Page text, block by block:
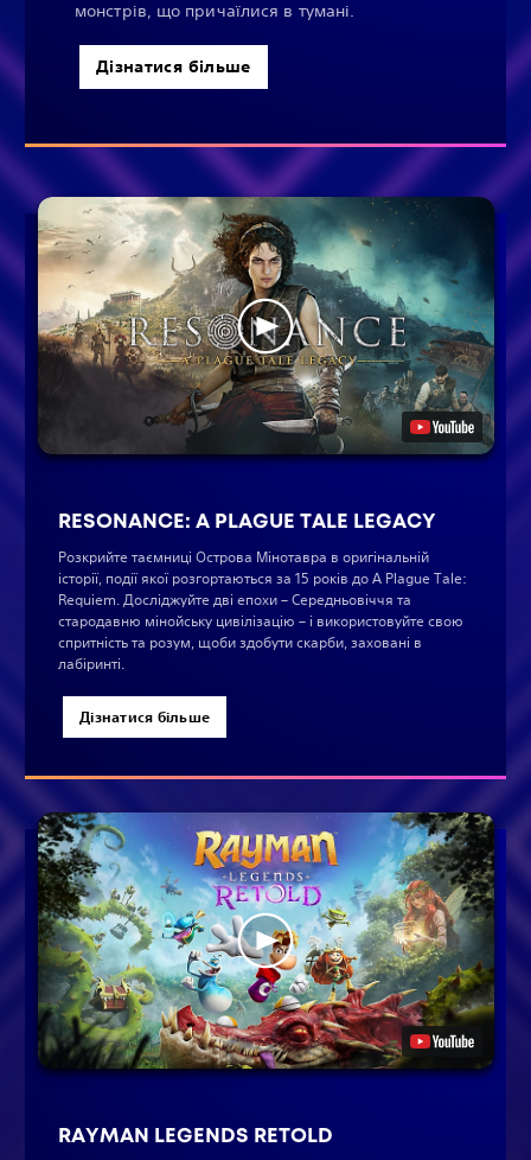
монстрів, що причаїлися в тумані.
Дізнатися більше
RESONANCE: A PLAGUE TALE LEGACY
Розкрийте таємниці Острова Мінотавра в оригінальній
історії, події якої розгортаються за 15 років до A Plague Tale:
Requiem. Досліджуйте дві епохи – Середньовіччя та
стародавню мінойську цивілізацію – і використовуйте свою
спритність та розум, щоби здобути скарби, заховані в
лабіринті.
Дізнатися більше
RAYMAN LEGENDS RETOLD